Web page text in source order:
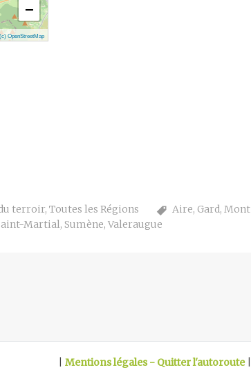
−
OpenStreetMap
terroir, Toutes les Régions Aire, Gard, Mont
Martial, Sumène, Valeraugue
Mentions légales - Quitter l'autoroute|